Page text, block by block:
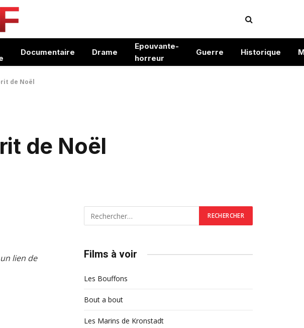
Documentaire Drame
Epouvante-
horreur
Guerre Historique
de Noël
de Noël
lien de
Films à voir
Les Bouffons
Bout a bout
Les Marins de Kronstadt